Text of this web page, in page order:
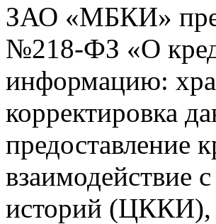
ЗАО «МБКИ»
№218-ФЗ «О
информацию:
корректировка
предоставление
взаимодействие
историй (ЦККИ),